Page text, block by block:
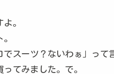
。
スーツ？ないわぁ」って
てみました。で。